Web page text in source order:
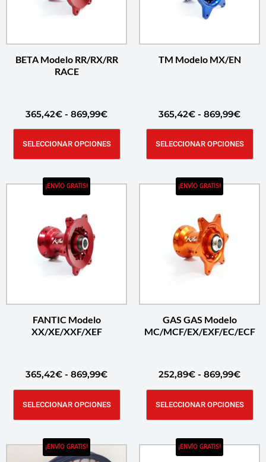
BETA Modelo RR/RX/RR
RACE
365,42€ - 869,99€
SELECCIONAR OPCIONES
TM Modelo MX/EN
365,42€ - 869,99€
SELECCIONAR OPCIONES
¡ENVÍO GRATIS!
FANTIC Modelo
XX/XE/XXF/XEF
365,42€ - 869,99€
SELECCIONAR OPCIONES
¡ENVÍO GRATIS!
GAS GAS Modelo
MC/MCF/EX/EXF/EC/ECF
252,89€ - 869,99€
SELECCIONAR OPCIONES
¡ENVÍO GRATIS! ¡ENVÍO GRATIS!